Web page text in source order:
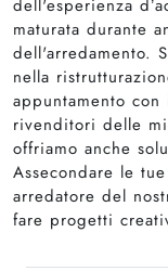
dell'esperienza
maturata durante
dell'arredamento.
nella
appuntamento
rivenditori delle
offriamo anche
Assecondare le
arredatore del
fare progetti